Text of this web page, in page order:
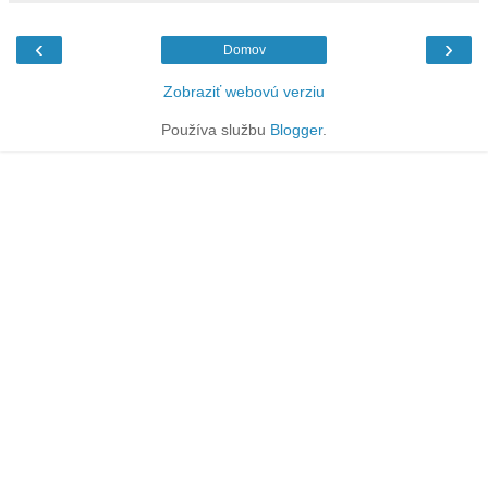
‹ ›
Domov
Zobraziť webovú verziu
Používa službu Blogger.